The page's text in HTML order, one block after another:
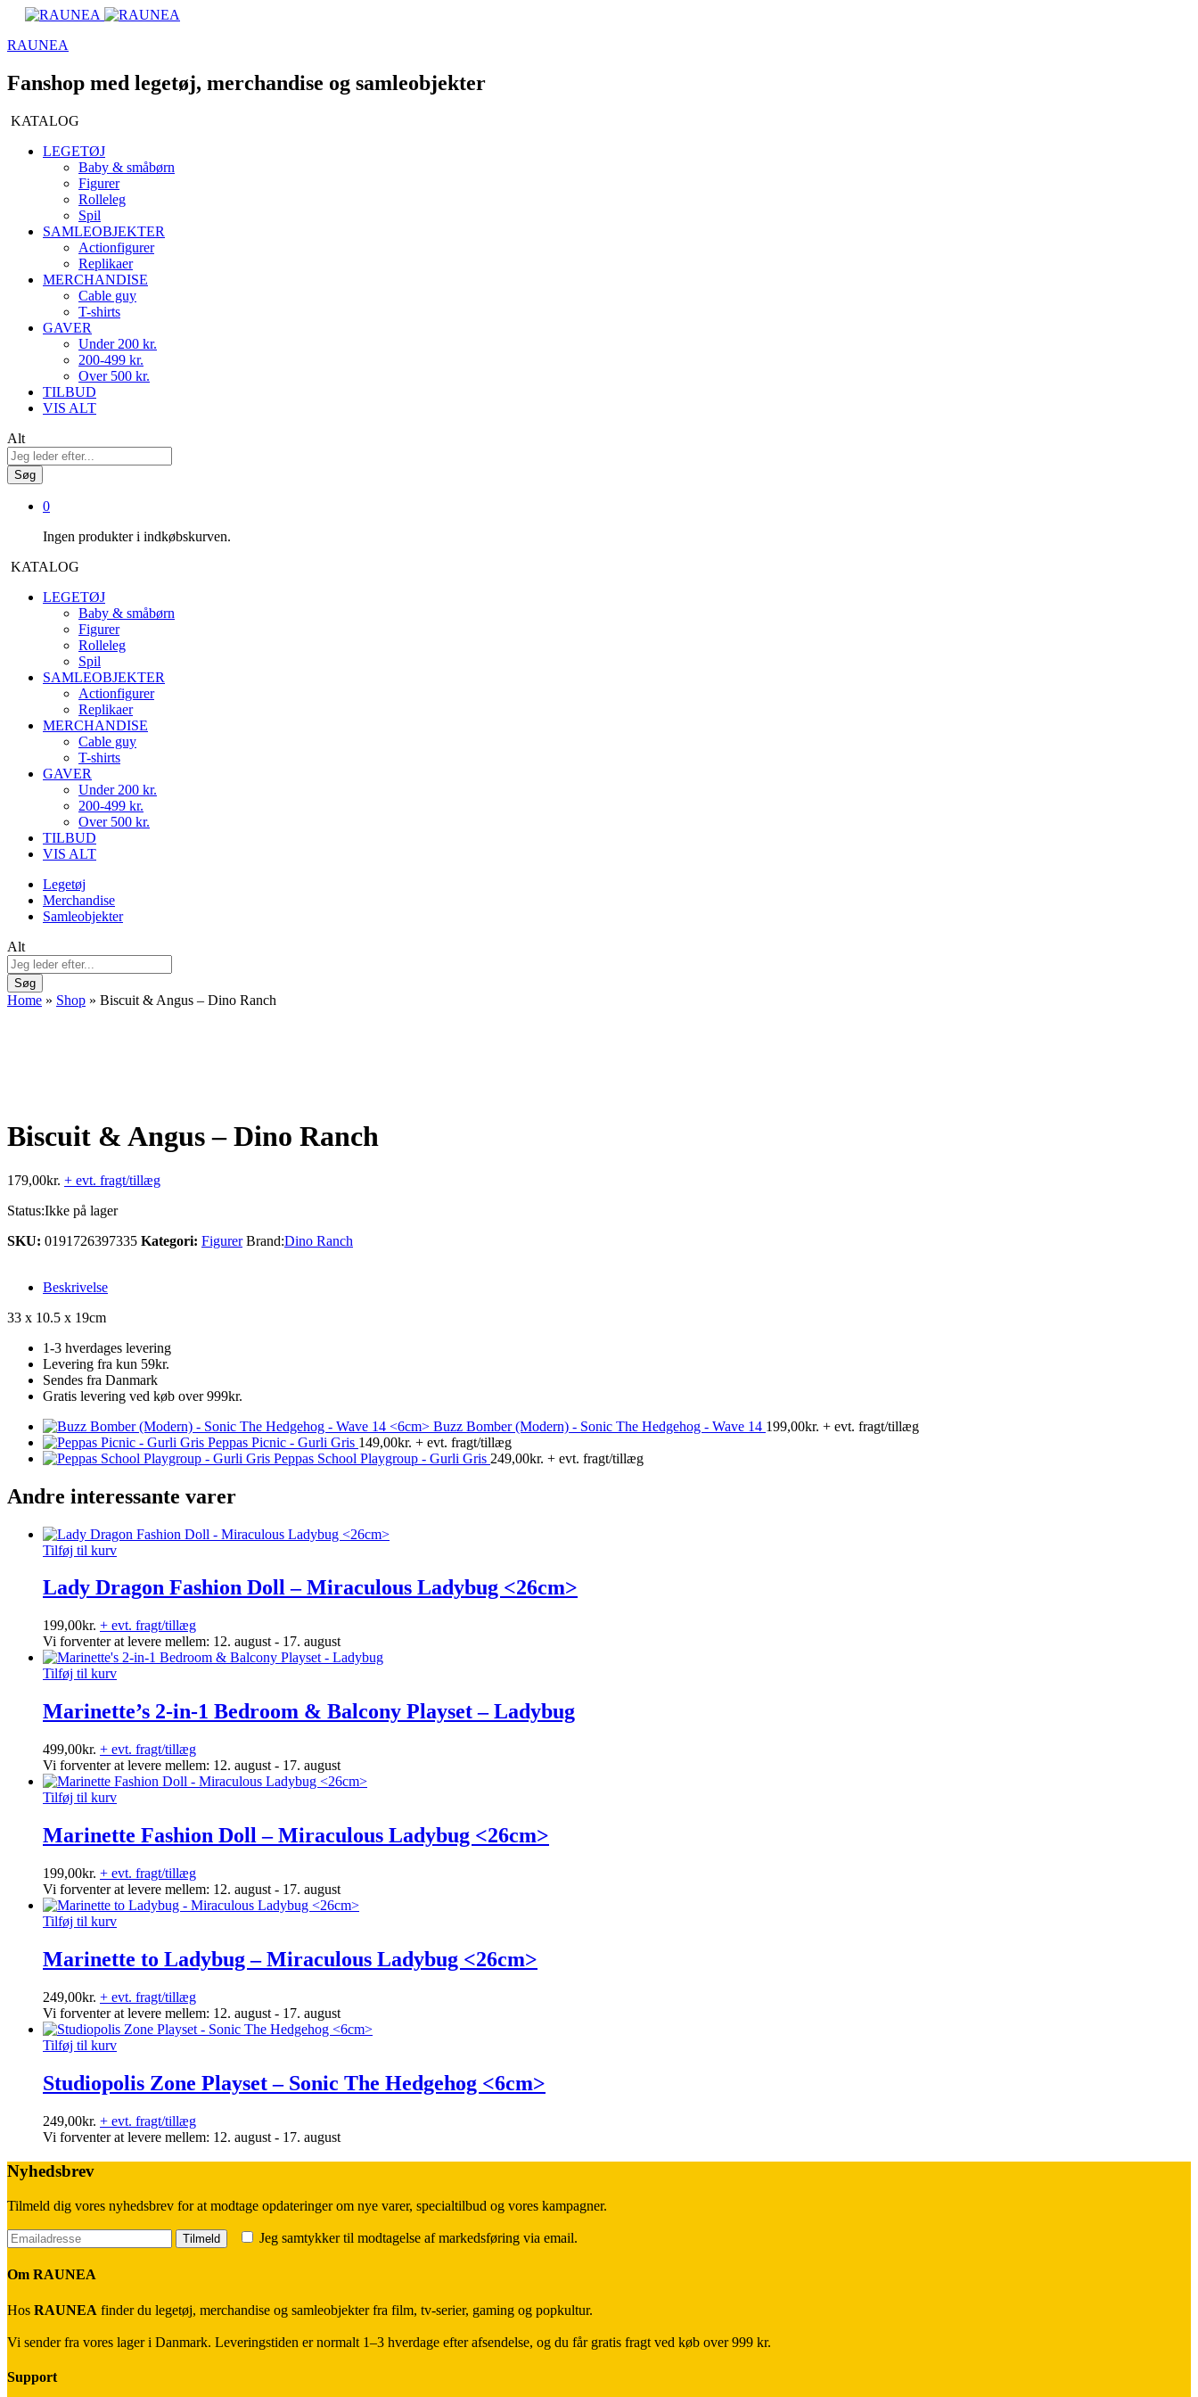
RAUNEA
Fanshop med legetøj, merchandise og samleobjekter
KATALOG
LEGETØJ
Baby & småbørn
Figurer
Rolleleg
Spil
SAMLEOBJEKTER
Actionfigurer
Replikaer
MERCHANDISE
Cable guy
T-shirts
GAVER
Under 200 kr.
200-499 kr.
Over 500 kr.
TILBUD
VIS ALT
Alt
Søg
0
Ingen produkter i indkøbskurven.
KATALOG
LEGETØJ
Baby & småbørn
Figurer
Rolleleg
Spil
SAMLEOBJEKTER
Actionfigurer
Replikaer
MERCHANDISE
Cable guy
T-shirts
GAVER
Under 200 kr.
200-499 kr.
Over 500 kr.
TILBUD
VIS ALT
Legetøj
Merchandise
Samleobjekter
Alt
Søg
Home » Shop » Biscuit & Angus – Dino Ranch
Biscuit & Angus – Dino Ranch
179,00kr. + evt. fragt/tillæg
Status:Ikke på lager
SKU: 0191726397335 Kategori: Figurer Brand:Dino Ranch
Beskrivelse
33 x 10.5 x 19cm
1-3 hverdages levering
Levering fra kun 59kr.
Sendes fra Danmark
Gratis levering ved køb over 999kr.
Buzz Bomber (Modern) - Sonic The Hedgehog - Wave 14 199,00kr. + evt. fragt/tillæg
Peppas Picnic - Gurli Gris 149,00kr. + evt. fragt/tillæg
Peppas School Playgroup - Gurli Gris 249,00kr. + evt. fragt/tillæg
Andre interessante varer
Tilføj til kurv
Lady Dragon Fashion Doll – Miraculous Ladybug <26cm>
199,00kr. + evt. fragt/tillæg
Vi forventer at levere mellem: 12. august - 17. august
Tilføj til kurv
Marinette’s 2-in-1 Bedroom & Balcony Playset – Ladybug
499,00kr. + evt. fragt/tillæg
Vi forventer at levere mellem: 12. august - 17. august
Tilføj til kurv
Marinette Fashion Doll – Miraculous Ladybug <26cm>
199,00kr. + evt. fragt/tillæg
Vi forventer at levere mellem: 12. august - 17. august
Tilføj til kurv
Marinette to Ladybug – Miraculous Ladybug <26cm>
249,00kr. + evt. fragt/tillæg
Vi forventer at levere mellem: 12. august - 17. august
Tilføj til kurv
Studiopolis Zone Playset – Sonic The Hedgehog <6cm>
249,00kr. + evt. fragt/tillæg
Vi forventer at levere mellem: 12. august - 17. august
Nyhedsbrev
Tilmeld dig vores nyhedsbrev for at modtage opdateringer om nye varer, specialtilbud og vores kampagner.
Jeg samtykker til modtagelse af markedsføring via email.
Om RAUNEA
Hos RAUNEA finder du legetøj, merchandise og samleobjekter fra film, tv-serier, gaming og popkultur.
Vi sender fra vores lager i Danmark. Leveringstiden er normalt 1–3 hverdage efter afsendelse, og du får gratis fragt ved køb over 999 kr.
Support